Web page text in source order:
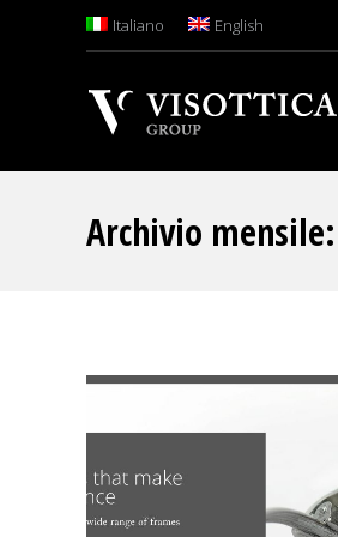
Italiano English
Archivio mensile: